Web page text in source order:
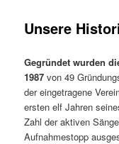
wechseln
Unsere
Gegründet wurden
1987 von 49
der eingetragene
ersten elf Jahren
Zahl der aktiven
Aufnahmestopp